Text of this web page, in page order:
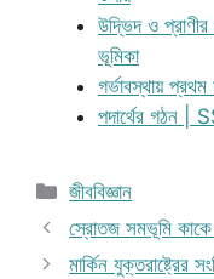
উদ্ভিদ ও
ভূমিকা
গর্ভাবস্থায়
পদার্থের গঠন |
Categories
জীববিজ্ঞান
স্রোতজ সমভূমি
মার্কিন যুক্তরাষ্ট্রের